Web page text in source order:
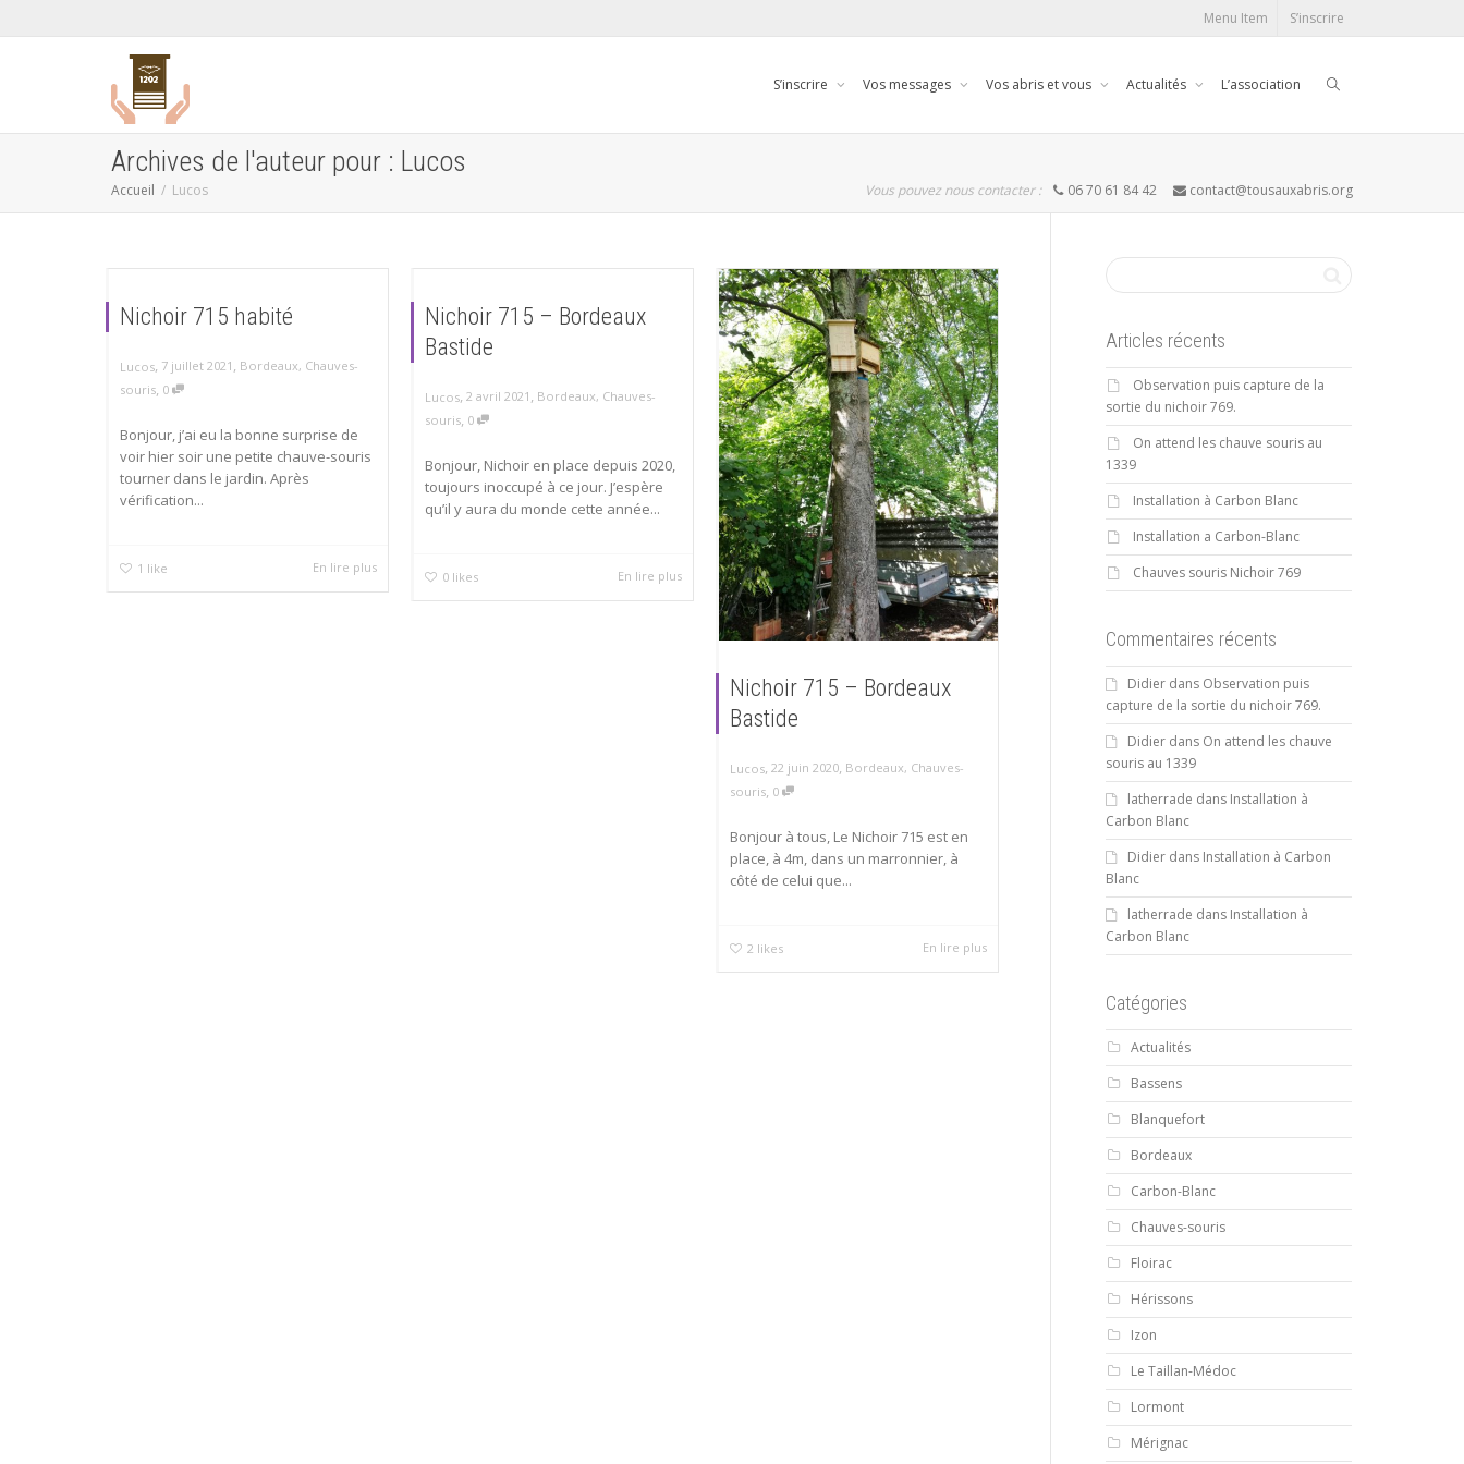
Menu Item S’inscrire
S’inscrire Vos messages Vos abris et vous Actualités L’association
Archives de l'auteur pour : Lucos
Accueil Lucos Vous pouvez nous contacter : 06 70 61 84 42 contact@tousauxabris.org
Nichoir 715 habité
Lucos, 7 juillet 2021 , Bordeaux, Chauves-
souris 0
Bonjour, j’ai eu la bonne surprise de
voir hier soir une petite chauve-souris
tourner dans le jardin. Après
vérification...
1 like En lire plus
Nichoir 715 – Bordeaux
Bastide
Lucos, 2 avril 2021 , Bordeaux, Chauves-
souris 0
Bonjour, Nichoir en place depuis 2020,
toujours inoccupé à ce jour. J’espère
qu’il y aura du monde cette année...
0 likes En lire plus
Nichoir 715 – Bordeaux
Bastide
Lucos, 22 juin 2020, Bordeaux, Chauves-
souris, 0
Bonjour à tous, Le Nichoir 715 est en
place, à 4m, dans un marronnier, à
côté de celui que...
2 likes En lire plus
Articles récents
Observation puis capture de la
sortie du nichoir 769.
On attend les chauve souris au
1339
Installation à Carbon Blanc
Installation a Carbon-Blanc
Chauves souris Nichoir 769
Commentaires récents
Didierdans Observation puis
capture de la sortie du nichoir 769.
Didierdans On attend les chauve
souris au 1339
latherrade dans Installation à
Carbon Blanc
Didierdans Installation à Carbon
Blanc
latherrade dans Installation à
Carbon Blanc
Catégories
Actualités
Bassens
Blanquefort
Bordeaux
Carbon-Blanc
Chauves-souris
Floirac
Hérissons
Izon
Le Taillan-Médoc
Lormont
Mérignac